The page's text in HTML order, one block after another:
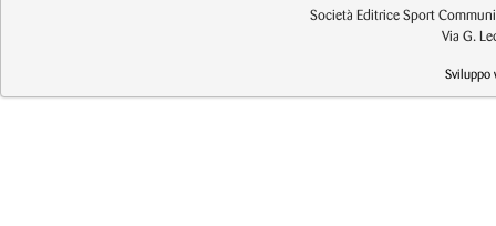
Società Editrice Sport
Via G.
Sviluppo